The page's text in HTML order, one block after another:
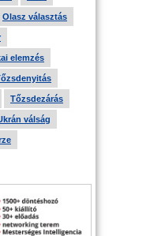
Olasz választás
elemzés
Tőzsdezárás
válság